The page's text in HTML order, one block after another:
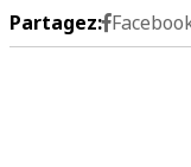
Partagez: